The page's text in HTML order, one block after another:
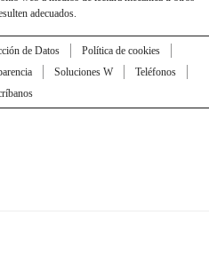
adecuados.
de Datos
Política de cookies
Soluciones W
Teléfonos